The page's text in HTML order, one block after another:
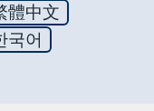
體中文
국어